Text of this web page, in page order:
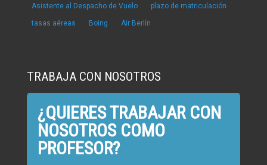
Asistente al Despacho de Vuelo plazo de matriculación
tasas aéreas Boing Air Berlín
TRABAJA CON NOSOTROS
¿QUIERES TRABAJAR CON
NOSOTROS COMO
PROFESOR?